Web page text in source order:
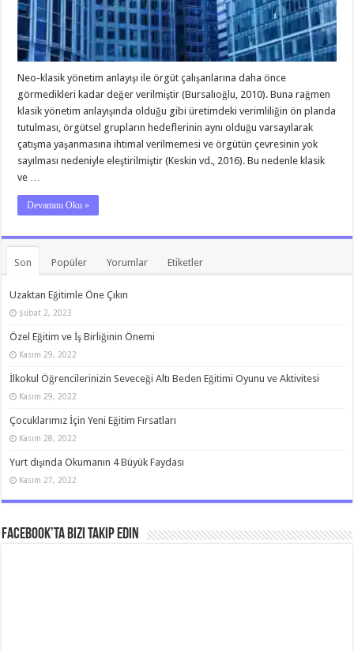
Neo-klasik yönetim anlayışı ile örgüt çalışanlarına daha önce
görmedikleri kadar değer verilmiştir (Bursalıoğlu, 2010). Buna rağmen
klasik yönetim anlayışında olduğu gibi üretimdeki verimliliğin ön planda
tutulması, örgütsel grupların hedeflerinin aynı olduğu varsayılarak
çatışma yaşanmasına ihtimal verilmemesi ve örgütün çevresinin yok
sayılması nedeniyle eleştirilmiştir (Keskin vd., 2016). Bu nedenle klasik
ve …
Devamını Oku »
Son Popüler Yorumlar Etiketler
Uzaktan Eğitimle Öne Çıkın
Şubat 2, 2023
Özel Eğitim ve İş Birliğinin Önemi
Kasım 29, 2022
İlkokul Öğrencilerinizin Seveceği Altı Beden Eğitimi Oyunu ve Aktivitesi
Kasım 29, 2022
Çocuklarımız İçin Yeni Eğitim Fırsatları
Kasım 28, 2022
Yurt dışında Okumanın 4 Büyük Faydası
Kasım 27, 2022
Facebook’ta bizi takip edin